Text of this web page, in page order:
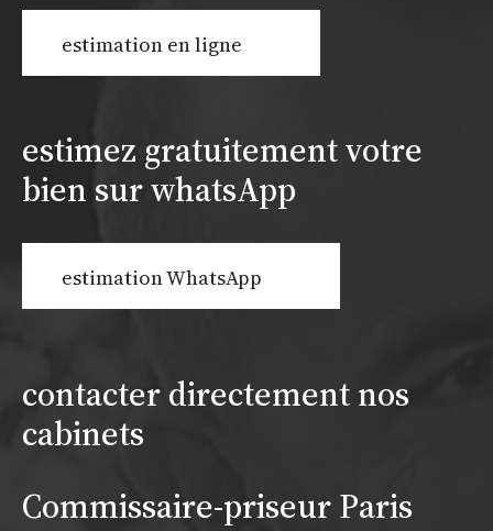
estimation en ligne
estimez gratuitement votre
bien sur whatsApp
estimation WhatsApp
contacter directement nos
cabinets
Commissaire-priseur Paris